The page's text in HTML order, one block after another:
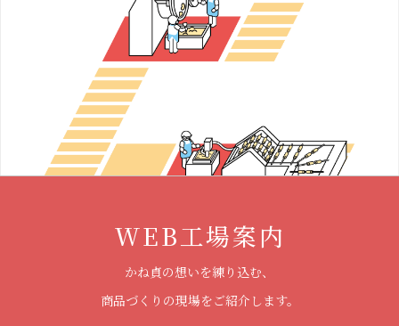
WEB工場案内
かね貞の想いを練り込む、
商品づくりの現場をご紹介します。